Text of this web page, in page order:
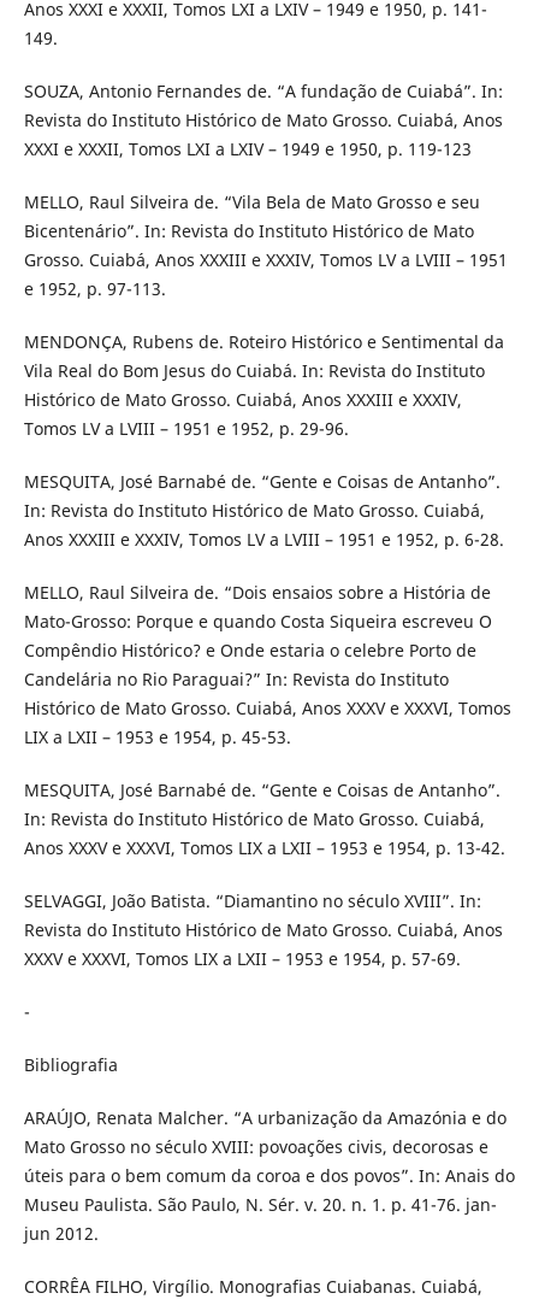
Anos XXXI e XXXII, Tomos LXI a LXIV – 1949 e 1950, p. 141-
149.
SOUZA, Antonio Fernandes de. “A fundação de Cuiabá”. In:
Revista do Instituto Histórico de Mato Grosso. Cuiabá, Anos
XXXI e XXXII, Tomos LXI a LXIV – 1949 e 1950, p. 119-123
MELLO, Raul Silveira de. “Vila Bela de Mato Grosso e seu
Bicentenário”. In: Revista do Instituto Histórico de Mato
Grosso. Cuiabá, Anos XXXIII e XXXIV, Tomos LV a LVIII – 1951
e 1952, p. 97-113.
MENDONÇA, Rubens de. Roteiro Histórico e Sentimental da
Vila Real do Bom Jesus do Cuiabá. In: Revista do Instituto
Histórico de Mato Grosso. Cuiabá, Anos XXXIII e XXXIV,
Tomos LV a LVIII – 1951 e 1952, p. 29-96.
MESQUITA, José Barnabé de. “Gente e Coisas de Antanho”.
In: Revista do Instituto Histórico de Mato Grosso. Cuiabá,
Anos XXXIII e XXXIV, Tomos LV a LVIII – 1951 e 1952, p. 6-28.
MELLO, Raul Silveira de. “Dois ensaios sobre a História de
Mato-Grosso: Porque e quando Costa Siqueira escreveu O
Compêndio Histórico? e Onde estaria o celebre Porto de
Candelária no Rio Paraguai?” In: Revista do Instituto
Histórico de Mato Grosso. Cuiabá, Anos XXXV e XXXVI, Tomos
LIX a LXII – 1953 e 1954, p. 45-53.
MESQUITA, José Barnabé de. “Gente e Coisas de Antanho”.
In: Revista do Instituto Histórico de Mato Grosso. Cuiabá,
Anos XXXV e XXXVI, Tomos LIX a LXII – 1953 e 1954, p. 13-42.
SELVAGGI, João Batista. “Diamantino no século XVIII”. In:
Revista do Instituto Histórico de Mato Grosso. Cuiabá, Anos
XXXV e XXXVI, Tomos LIX a LXII – 1953 e 1954, p. 57-69.
-
Bibliografia
ARAÚJO, Renata Malcher. “A urbanização da Amazónia e do
Mato Grosso no século XVIII: povoações civis, decorosas e
úteis para o bem comum da coroa e dos povos”. In: Anais do
Museu Paulista. São Paulo, N. Sér. v. 20. n. 1. p. 41-76. jan-
jun 2012.
CORRÊA FILHO, Virgílio. Monografias Cuiabanas. Cuiabá,